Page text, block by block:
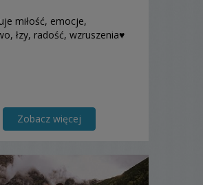
miłość, emocje,
łzy, radość, wzruszenia♥️
Zobacz więcej